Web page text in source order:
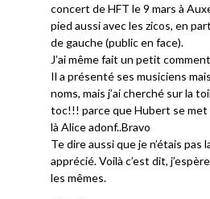
concert de HFT le 9 mars à
pied aussi avec les zicos, en
de gauche (public en face).
J’ai même fait un petit
Il a présenté ses musiciens
noms, mais j’ai cherché sur la
toc!!! parce que Hubert se
là Alice adonf..Bravo
Te dire aussi que je n’étais pas
apprécié. Voilà c’est dit,
les mêmes.